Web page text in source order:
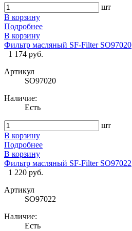
шт
В корзину
Подробнее
В корзину
Фильтр масляный SF-Filter SO97020
1 174 руб.
Артикул
SO97020
Наличие:
Есть
шт
В корзину
Подробнее
В корзину
Фильтр масляный SF-Filter SO97022
1 220 руб.
Артикул
SO97022
Наличие:
Есть